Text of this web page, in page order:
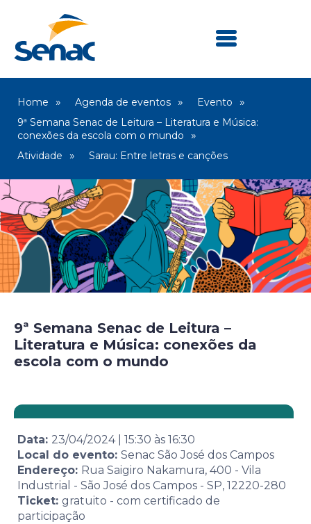
Home Agenda de eventos
Evento
9ª Semana Senac de Leitura – Literatura e Música:
conexões da escola com o mundo
Atividade
Sarau: Entre letras e canções
9ª Semana Senac de Leitura –
Literatura e Música: conexões da
escola com o mundo
Data: 23/04/2024| 15:30 às 16:30
Local do evento: Senac São José dos Campos
Endereço: Rua Saigiro Nakamura, 400 - Vila
Industrial - São José dos Campos - SP, 12220-280
Ticket: gratuito - com certificado de
participação